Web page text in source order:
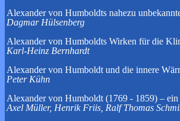
Alexander von Humboldts nahezu
Dagmar Hülsenberg
Alexander von Humboldts Wirken für die
Karl-Heinz Bernhardt
Alexander von Humboldt und die innere
Peter Kühn
Alexander von Humboldt (1769 - 1859) –
Axel Müller, Henrik Friis, Ralf Thomas